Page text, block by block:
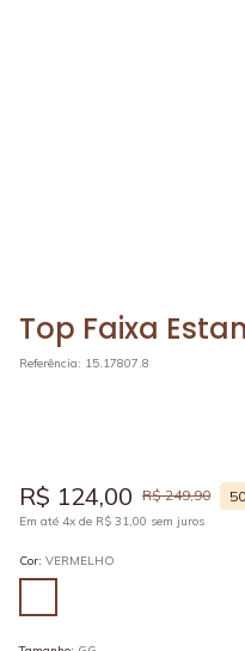
Top Faixa
Referência: 15.17807.8
R$ 124,00 R$ 249,90
Em até 4x de R$ 31 00 sem juros
Cor: VERMELHO